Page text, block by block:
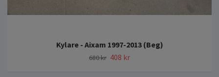
Kylare - Aixam 1997-2013 (Beg)
680 kr 408 kr